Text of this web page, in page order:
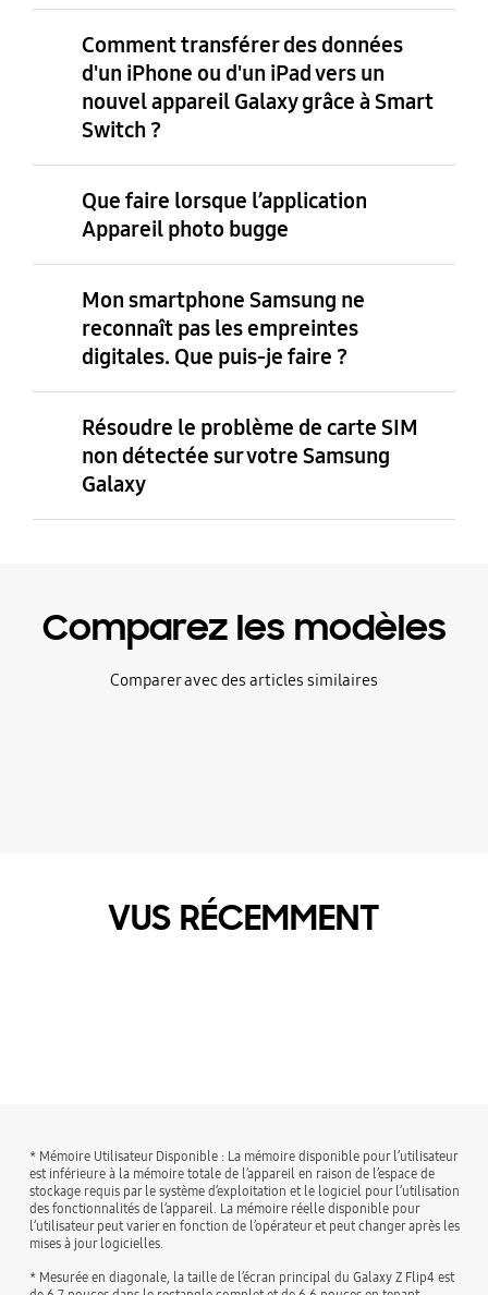
Comment transférer des données
d'un iPhone ou d'un iPad vers un
nouvel appareil Galaxy grâce à Smart
Switch ?
Que faire lorsque l’application
Appareil photo bugge
Mon smartphone Samsung ne
reconnaît pas les empreintes
digitales. Que puis-je faire ?
Résoudre le problème de carte SIM
non détectée sur votre Samsung
Galaxy
Comparez les modèles
Comparer avec des articles similaires
VUS RÉCEMMENT
* Mémoire Utilisateur Disponible : La mémoire disponible pour l’utilisateur
est inférieure à la mémoire totale de l’appareil en raison de l’espace de
stockage requis par le système d’exploitation et le logiciel pour l’utilisation
des fonctionnalités de l’appareil. La mémoire réelle disponible pour
l’utilisateur peut varier en fonction de l’opérateur et peut changer après les
mises à jour logicielles.
* Mesurée en diagonale, la taille de l’écran principal du Galaxy Z Flip4 est